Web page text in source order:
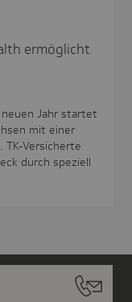
ermöglicht
Jahr startet
mit einer
TK-Versicherte
durch speziell